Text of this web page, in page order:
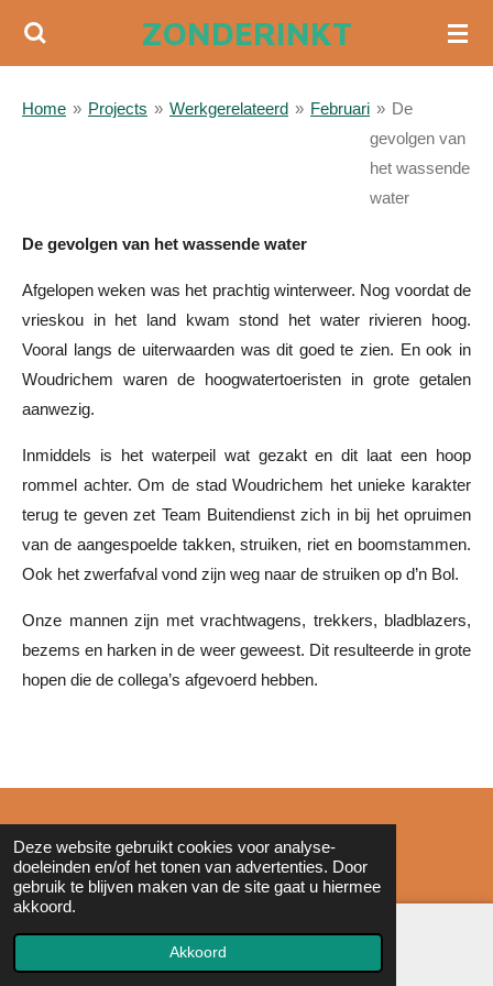
Deze website gebruikt cookies voor analyse-
doeleinden en/of het tonen van advertenties. Door
gebruik te blijven maken van de site gaat u hiermee
akkoord.
Akkoord
Ga
de
ZONDERINKT
Home » Projects » Werkgerelateerd » Februari » De
gevolgen van
het wassende
water
De gevolgen van het wassende water
Afgelopen weken was het prachtig winterweer. Nog voordat de
vrieskou in het land kwam stond het water rivieren hoog.
Vooral langs de uiterwaarden was dit goed te zien. En ook in
Woudrichem waren de hoogwatertoeristen in grote getalen
aanwezig.
Inmiddels is het waterpeil wat gezakt en dit laat een hoop
rommel achter. Om de stad Woudrichem het unieke karakter
terug te geven zet Team Buitendienst zich in bij het opruimen
van de aangespoelde takken, struiken, riet en boomstammen.
Ook het zwerfafval vond zijn weg naar de struiken op d’n Bol.
Onze mannen zijn met vrachtwagens, trekkers, bladblazers,
bezems en harken in de weer geweest. Dit resulteerde in grote
hopen die de collega’s afgevoerd hebben.
© 2011 - 2026 Zonderinkt.eu